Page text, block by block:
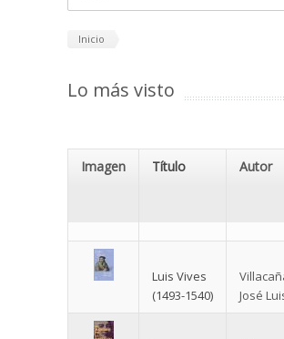
Inicio
Lo más visto
Imagen Título Autor
Luis Vives
(1493-1540)
José